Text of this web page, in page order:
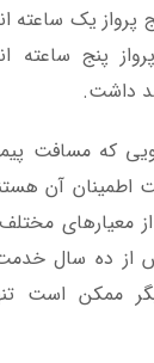
پرواز یک ساعته
پنج ساعته
داشت.
که مسافت
اطمینان آن
معیارهای
از ده سال